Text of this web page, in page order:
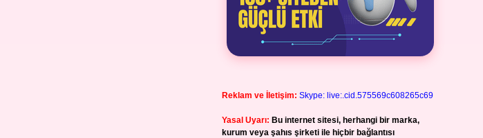
Reklam ve İletişim: Skype: live:.cid.575569c608265c69
Yasal Uyarı: Bu internet sitesi, herhangi bir marka,
kurum veya şahıs şirketi ile hiçbir bağlantısı